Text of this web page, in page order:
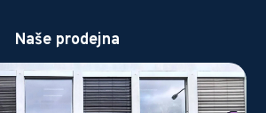
Naše prodejna